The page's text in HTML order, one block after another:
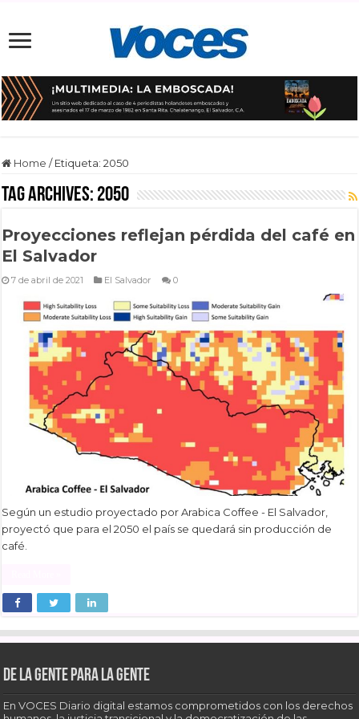
Home / Etiqueta:2050
Tag Archives: 2050
Proyecciones reflejan pérdida del café en
El Salvador
7 de abril de 2021 El Salvador 0
Según un estudio proyectado por Arabica Coffee - El Salvador,
proyectó que para el 2050 el país se quedará sin producción de
café.
De la gente para la gente
En VOCES Diario digital estamos comprometidos con los derechos